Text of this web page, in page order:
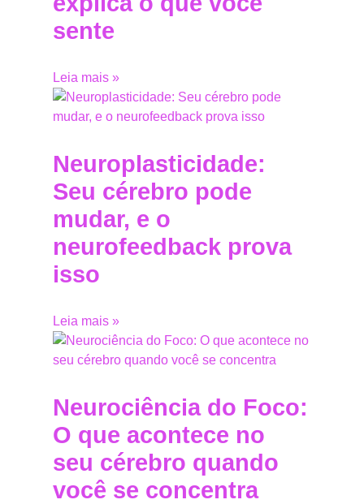
sente
Leia mais »
Neuroplasticidade:
Seu cérebro pode
mudar, e o
neurofeedback prova
isso
Leia mais »
Neurociência do Foco:
O que acontece no
seu cérebro quando
você se concentra